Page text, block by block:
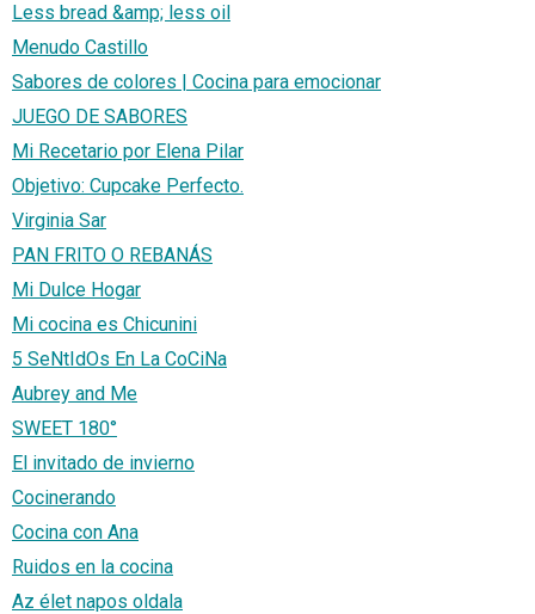
Less bread &amp; less oil
Menudo Castillo
Sabores de colores | Cocina para emocionar
JUEGO DE SABORES
Mi Recetario por Elena Pilar
Objetivo: Cupcake Perfecto.
Virginia Sar
PAN FRITO O REBANÁS
Mi Dulce Hogar
Mi cocina es Chicunini
5 SeNtIdOs En La CoCiNa
Aubrey and Me
SWEET 180°
El invitado de invierno
Cocinerando
Cocina con Ana
Ruidos en la cocina
Az élet napos oldala